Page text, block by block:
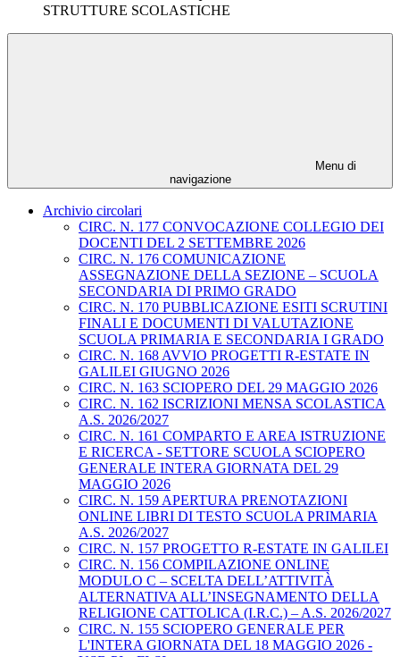
STRUTTURE SCOLASTICHE
Menu di
navigazione
Archivio circolari
CIRC. N. 177 CONVOCAZIONE COLLEGIO DEI
DOCENTI DEL 2 SETTEMBRE 2026
CIRC. N. 176 COMUNICAZIONE
ASSEGNAZIONE DELLA SEZIONE – SCUOLA
SECONDARIA DI PRIMO GRADO
CIRC. N. 170 PUBBLICAZIONE ESITI SCRUTINI
FINALI E DOCUMENTI DI VALUTAZIONE
SCUOLA PRIMARIA E SECONDARIA I GRADO
CIRC. N. 168 AVVIO PROGETTI R-ESTATE IN
GALILEI GIUGNO 2026
CIRC. N. 163 SCIOPERO DEL 29 MAGGIO 2026
CIRC. N. 162 ISCRIZIONI MENSA SCOLASTICA
A.S. 2026/2027
CIRC. N. 161 COMPARTO E AREA ISTRUZIONE
E RICERCA - SETTORE SCUOLA SCIOPERO
GENERALE INTERA GIORNATA DEL 29
MAGGIO 2026
CIRC. N. 159 APERTURA PRENOTAZIONI
ONLINE LIBRI DI TESTO SCUOLA PRIMARIA
A.S. 2026/2027
CIRC. N. 157 PROGETTO R-ESTATE IN GALILEI
CIRC. N. 156 COMPILAZIONE ONLINE
MODULO C – SCELTA DELL’ATTIVITÀ
ALTERNATIVA ALL’INSEGNAMENTO DELLA
RELIGIONE CATTOLICA (I.R.C.) – A.S. 2026/2027
CIRC. N. 155 SCIOPERO GENERALE PER
L'INTERA GIORNATA DEL 18 MAGGIO 2026 -